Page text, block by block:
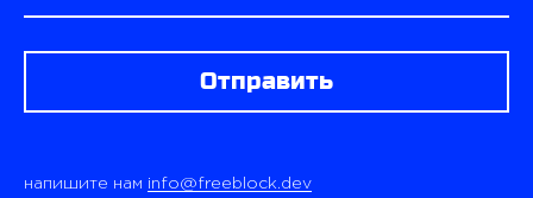
Отправить
напишите нам info@freeblock.dev